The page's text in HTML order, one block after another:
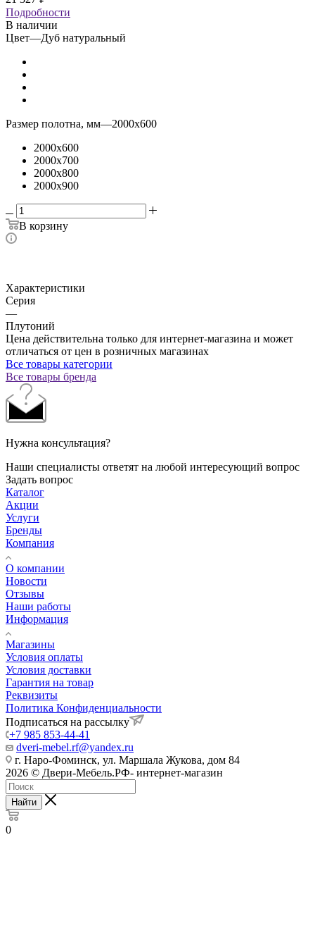
Подробности
В наличии
Цвет—Дуб натуральный
Размер полотна, мм—2000x600
2000x600
2000x700
2000x800
2000x900
В корзину
Характеристики
Серия
—
Плутоний
Цена действительна только для интернет-магазина и может
отличаться от цен в розничных магазинах
Все товары категории
Все товары бренда
Нужна консультация?
Наши специалисты ответят на любой интересующий вопрос
Задать вопрос
Каталог
Акции
Услуги
Бренды
Компания
О компании
Новости
Отзывы
Наши работы
Информация
Магазины
Условия оплаты
Условия доставки
Гарантия на товар
Реквизиты
Политика Конфиденциальности
Подписаться на рассылку
+7 985 853-44-41
dveri-mebel.rf@yandex.ru
г. Наро-Фоминск, ул. Маршала Жукова, дом 84
2026 © Двери-Мебель.РФ- интернет-магазин
Найти
0